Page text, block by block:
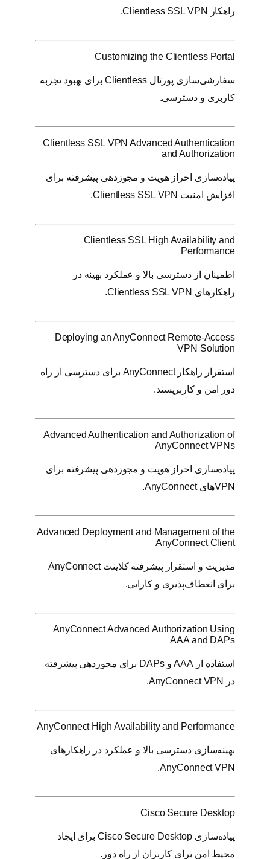
راهکار Clientless SSL VPN.
Customizing the Clientless Portal
سفارشی‌سازی پورتال Clientless برای بهبود تجربه
کاربری و دسترسی.
Clientless SSL VPN Advanced Authentication
and Authorization
پیاده‌سازی احراز هویت و مجوزدهی پیشرفته برای
افزایش امنیت Clientless SSL VPN.
Clientless SSL High Availability and
Performance
اطمینان از دسترسی بالا و عملکرد بهینه در
راهکارهای Clientless SSL VPN.
Deploying an AnyConnect Remote-Access
VPN Solution
استقرار راهکار AnyConnect برای دسترسی از راه
دور امن و کاربرپسند.
Advanced Authentication and Authorization of
AnyConnect VPNs
پیاده‌سازی احراز هویت و مجوزدهی پیشرفته برای
VPNهای AnyConnect.
Advanced Deployment and Management of the
AnyConnect Client
مدیریت و استقرار پیشرفته کلاینت AnyConnect
برای انعطاف‌پذیری و کارایی.
AnyConnect Advanced Authorization Using
AAA and DAPs
استفاده از AAA و DAPs برای مجوزدهی پیشرفته
در AnyConnect VPN.
AnyConnect High Availability and Performance
بهینه‌سازی دسترسی بالا و عملکرد در راهکارهای
AnyConnect VPN.
Cisco Secure Desktop
پیاده‌سازی Cisco Secure Desktop برای ایجاد
محیط امن برای کاربران از راه دور.